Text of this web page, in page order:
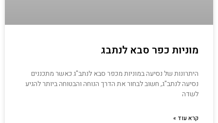
מוניות כפר סבא לנתבג
היתרונות של נסיעה במוניות מכפר סבא לנתב"ג כאשר מתכננים
נסיעה לנתב"ג, חשוב לבחור את הדרך הנוחה והבטוחה ביותר להגיע
לשדה
קרא עוד »